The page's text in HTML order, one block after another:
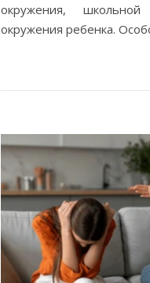
окружения,
окружения ребенка.